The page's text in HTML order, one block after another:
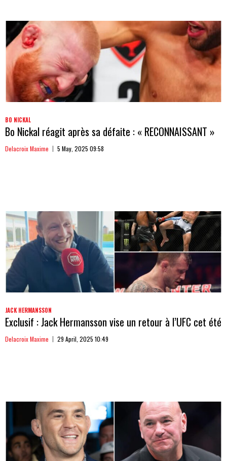
BO NICKAL
Bo Nickal réagit après sa défaite : « RECONNAISSANT »
Delacroix Maxime 5 May, 2025 09:58
JACK HERMANSSON
Exclusif : Jack Hermansson vise un retour à l’UFC cet été
Delacroix Maxime 29 April, 2025 10:49